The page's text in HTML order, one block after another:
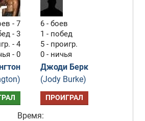
- 7
- 3
- 4
- 0
6 - боев
1 - побед
5 - проигр.
0 - ничья
Джоди Берк
(Jody Burke)
ПРОИГРАЛ
Время: